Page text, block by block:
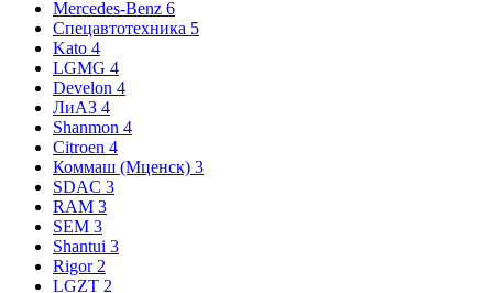
Mercedes-Benz 6
Спецавтотехника 5
Kato 4
LGMG 4
Develon 4
ЛиАЗ 4
Shanmon 4
Citroen 4
Коммаш (Мценск) 3
SDAC 3
RAM 3
SEM 3
Shantui 3
Rigor 2
LGZT 2